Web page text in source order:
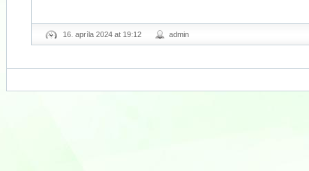
16. apríla 2024 at 19:12 admin